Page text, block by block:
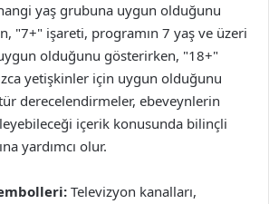
yaş grubuna uygun olduğunu
"7+" işareti, programın 7 yaş ve üzeri
olduğunu gösterirken, "18+"
yetişkinler için uygun olduğunu
derecelendirmeler, ebeveynlerin
içerik konusunda bilinçli
yardımcı olur.
Televizyon kanalları,